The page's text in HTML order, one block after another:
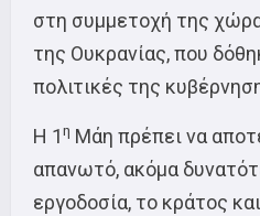
στη συμμετοχή της
της Ουκρανίας, που
πολιτικές της
Η 1η Μάη πρέπει να
απανωτό, ακόμα
εργοδοσία, το κράτος